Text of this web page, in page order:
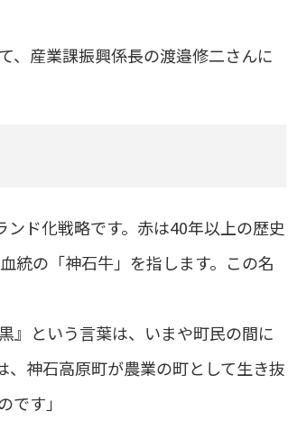
、産業課振興係長の渡邉修二さんに
ド化戦略です。赤は40年以上の歴史
統の「神石牛」を指します。この名
』という言葉は、いまや町民の間に
、神石高原町が農業の町として生き抜
す」